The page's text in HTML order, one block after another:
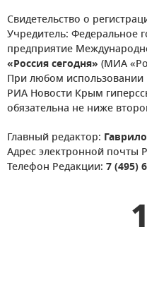
Свидетельство о
Учредитель: Федеральное
предприятие
«Россия сегодня» (МИА
При любом использовании
РИА Новости Крым
обязательна не ниже
Главный редактор:
Адрес электронной почты
Телефон Редакции: 7 (495)